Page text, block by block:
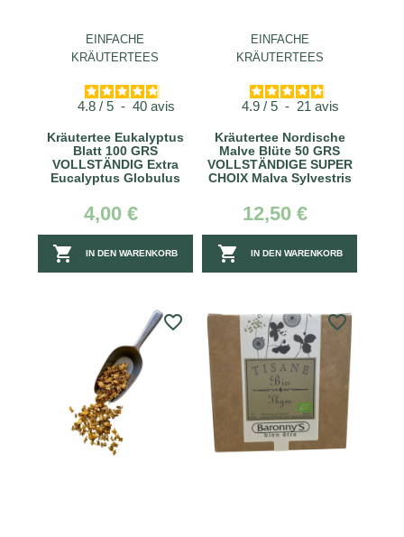
EINFACHE
KRÄUTERTEES
4.8 / 5 - 40 avis
Kräutertee Eukalyptus
Blatt 100 GRS
VOLLSTÄNDIG Extra
Eucalyptus Globulus
4,00 €
 IN DEN WARENKORB
EINFACHE
KRÄUTERTEES
4.9 / 5 - 21 avis
Kräutertee Nordische
Malve Blüte 50 GRS
VOLLSTÄNDIGE SUPER
CHOIX Malva Sylvestris
12,50 €
 IN DEN WARENKORB
favorite_border favorite_border